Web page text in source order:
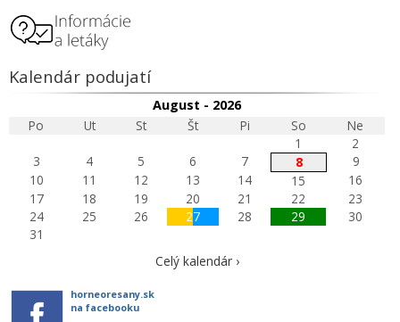
Kalendár podujatí
August - 2026
Po
Ut St Št Pi So
Ne
1
2
3
4 5 6 7 8
9
10
11 12 13 14 15
16
17
18 19 20 21 22
23
24
25 26 27 28 29
30
31
Celý kalendár ›
horneoresany.sk
na facebooku